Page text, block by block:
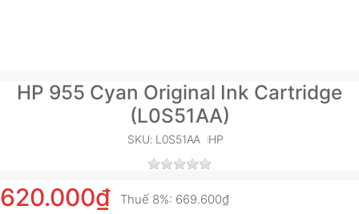
HP 955 Cyan Original Ink Cartridge
(L0S51AA)
SKU: L0S51AA HP
620.000₫ Thuế 8%: 669.600₫